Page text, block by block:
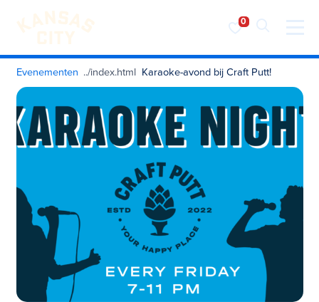
Bezoek KC
Ga naar inhoud
Evenementen Karaoke-avond bij Craft Putt!